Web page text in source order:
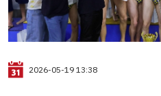
2026-05-19 13:38